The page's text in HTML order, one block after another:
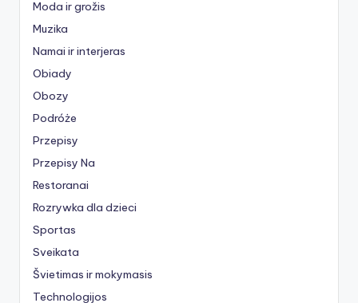
Moda ir grožis
Muzika
Namai ir interjeras
Obiady
Obozy
Podróże
Przepisy
Przepisy Na
Restoranai
Rozrywka dla dzieci
Sportas
Sveikata
Švietimas ir mokymasis
Technologijos